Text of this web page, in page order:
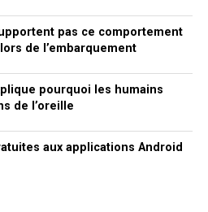
pas ce comportement
de l’embarquement
pourquoi les humains
de l’oreille
aux applications Android